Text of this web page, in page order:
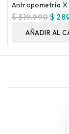
Antropometría X
Unidades
$319.990$
AÑADIR AL